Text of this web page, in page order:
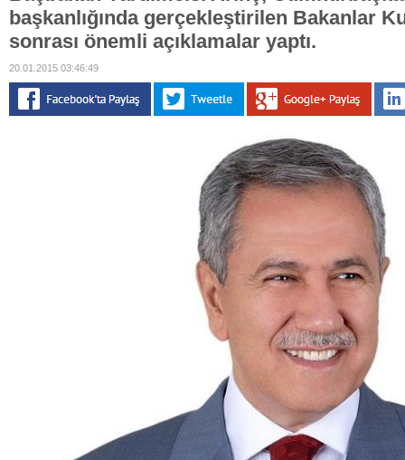
başkanlığında gerçekleştirilen Bakanlar
sonrası önemli açıklamalar yaptı.
20.01.2015 03:46:49